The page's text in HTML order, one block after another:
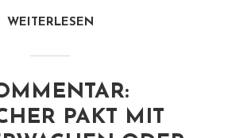
WEITERLESEN
PAKT MIT